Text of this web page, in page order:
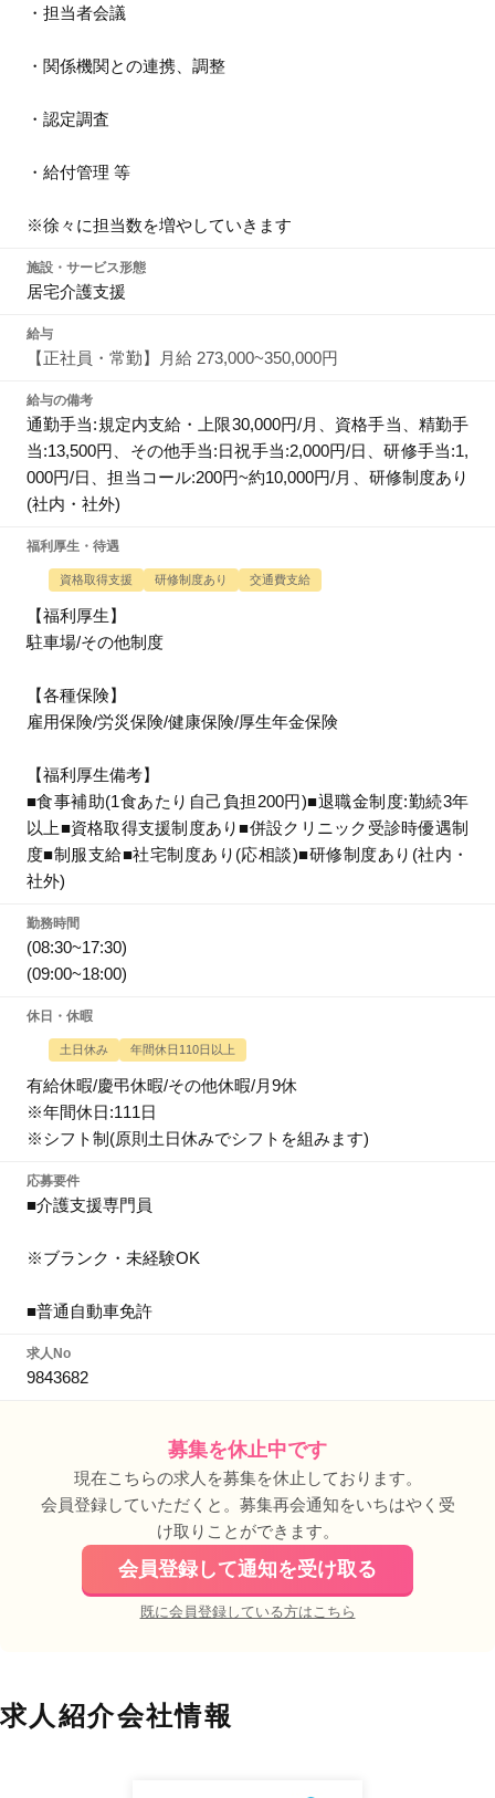
・担当者会議
・関係機関との連携、調整
・認定調査
・給付管理 等
※徐々に担当数を増やしていきます
施設・サービス形態
居宅介護支援
給与
【正社員・常勤】月給 273,000~350,000円
給与の備考
通勤手当:規定内支給・上限30,000円/月、資格手当、精勤手
当:13,500円、その他手当:日祝手当:2,000円/日、研修手当:1,
000円/日、担当コール:200円~約10,000円/月、研修制度あり
(社内・社外)
福利厚生・待遇
資格取得支援 研修制度あり 交通費支給
【福利厚生】
駐車場/その他制度
【各種保険】
雇用保険/労災保険/健康保険/厚生年金保険
【福利厚生備考】
■食事補助(1食あたり自己負担200円)■退職金制度:勤続3年
以上■資格取得支援制度あり■併設クリニック受診時優遇制
度■制服支給■社宅制度あり(応相談)■研修制度あり(社内・
社外)
勤務時間
(08:30~17:30)
(09:00~18:00)
休日・休暇
土日休み 年間休日110日以上
有給休暇/慶弔休暇/その他休暇/月9休
※年間休日:111日
※シフト制(原則土日休みでシフトを組みます)
応募要件
■介護支援専門員
※ブランク・未経験OK
■普通自動車免許
求人No
9843682
募集を休止中です
現在こちらの求人を募集を休止しております。
会員登録していただくと。募集再会通知をいちはやく受
け取りことができます。
会員登録して通知を受け取る
既に会員登録している方はこちら
求人紹介会社情報